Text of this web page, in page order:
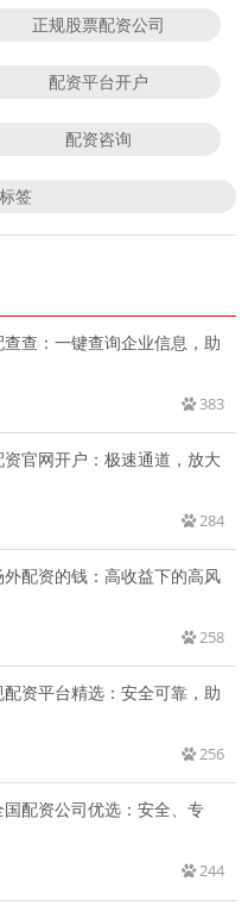
正规股票配资公司
配资平台开户
配资咨询
签
查：一键查询企业信息，助
383
284
配资的钱：高收益下的高风
258
资平台精选：安全可靠，助
256
配资公司优选：安全、专
244